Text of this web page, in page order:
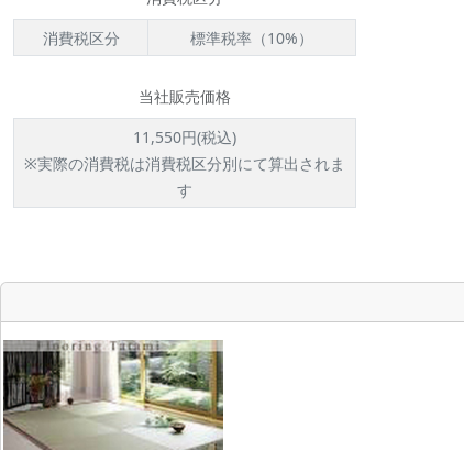
消費税区分
標準税率（10%）
当社販売価格
11,550円(税込)
※実際の消費税は消費税区分別にて算出されま
す